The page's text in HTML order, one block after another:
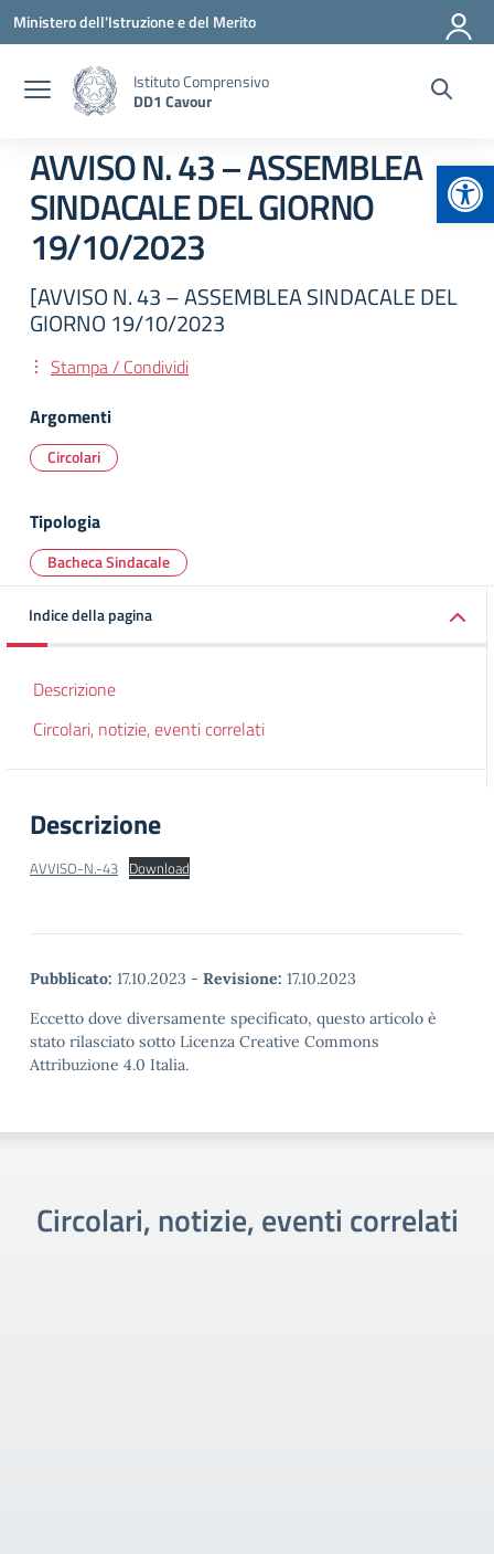
Vai ai contenuti
Vai al menu di navigazione
Vai al footer
Ministero dell'Istruzione e del Merito
Istituto Comprensivo
DD1 Cavour
AVVISO N. 43 – ASSEMBLEA
SINDACALE DEL GIORNO
19/10/2023
[AVVISO N. 43 – ASSEMBLEA SINDACALE DEL
GIORNO 19/10/2023
Stampa / Condividi
Argomenti
Circolari
Tipologia
Bacheca Sindacale
Indice della pagina
Descrizione
Circolari, notizie, eventi correlati
Descrizione
AVVISO-N.-43 Download
Pubblicato: 17.10.2023 - Revisione: 17.10.2023
Eccetto dove diversamente specificato, questo articolo è
stato rilasciato sotto Licenza Creative Commons
Attribuzione 4.0 Italia.
Circolari, notizie, eventi correlati